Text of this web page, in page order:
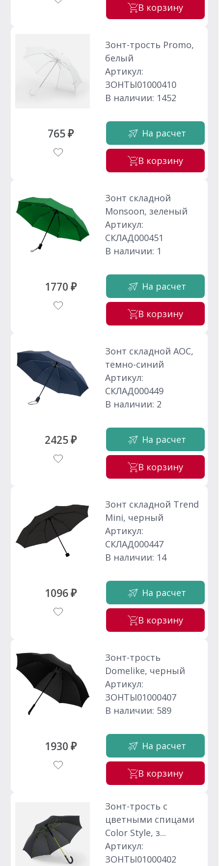
В корзину
765 ₽
Зонт-трость Promo,
белый
Артикул:
ЗОНТЫ01000410
В наличии: 1452
На расчет
В корзину
1770 ₽
Зонт складной
Monsoon, зеленый
Артикул:
СКЛАД000451
В наличии: 1
На расчет
В корзину
2425 ₽
Зонт складной AOC,
темно-синий
Артикул:
СКЛАД000449
В наличии: 2
На расчет
В корзину
1096 ₽
Зонт складной Trend
Mini, черный
Артикул:
СКЛАД000447
В наличии: 14
На расчет
В корзину
1930 ₽
Зонт-трость
Domelike, черный
Артикул:
ЗОНТЫ01000407
В наличии: 589
На расчет
В корзину
Зонт-трость с
цветными спицами
Color Style, з...
Артикул:
ЗОНТЫ01000402